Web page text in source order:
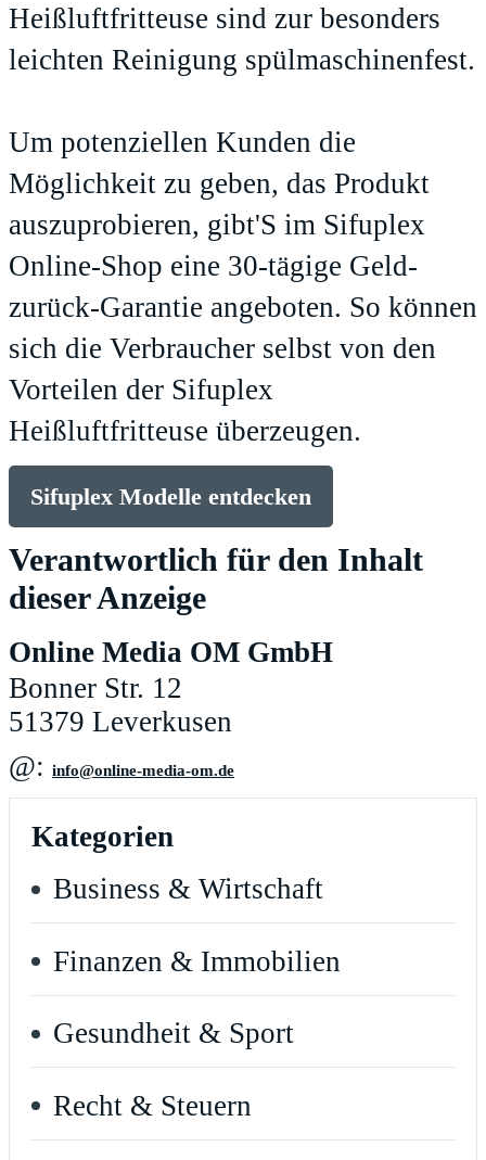
Heißluftfritteuse sind zur besonders
leichten Reinigung spülmaschinenfest.
Um potenziellen Kunden die
Möglichkeit zu geben, das Produkt
auszuprobieren, gibt'S im Sifuplex
Online-Shop eine 30-tägige Geld-
zurück-Garantie angeboten. So können
sich die Verbraucher selbst von den
Vorteilen der Sifuplex
Heißluftfritteuse überzeugen.
Sifuplex Modelle entdecken
Verantwortlich für den Inhalt
dieser Anzeige
Online Media OM GmbH
Bonner Str. 12
51379 Leverkusen
@: ed.mo-aidem-enilno@ofni
Kategorien
Business & Wirtschaft
Finanzen & Immobilien
Gesundheit & Sport
Recht & Steuern